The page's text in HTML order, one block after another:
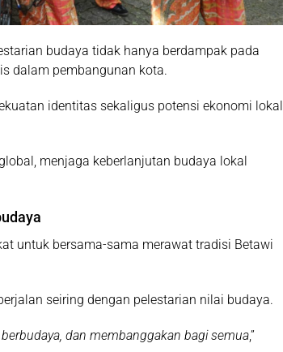
budaya tidak hanya berdampak pada
dalam pembangunan kota.
identitas sekaligus potensi ekonomi lokal
menjaga keberlanjutan budaya lokal
untuk bersama-sama merawat tradisi Betawi
seiring dengan pelestarian nilai budaya.
dan membanggakan bagi semua,”